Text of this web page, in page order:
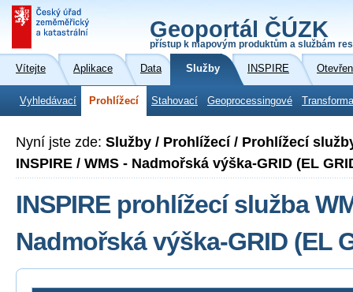
Geoportál ČÚZK
přístup k mapovým produktům a službám
Vítejte Aplikace Data Služby INSPIRE
Vyhledávací Prohlížecí Stahovací Geoprocessingové
Nyní jste zde: Služby / Prohlížecí / Prohlížecí
INSPIRE / WMS - Nadmořská výška-GRID (EL
INSPIRE prohlížecí služba
Nadmořská výška-GRID (EL